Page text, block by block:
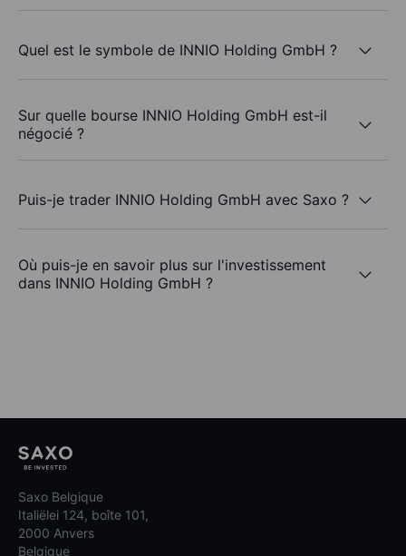
Quel est le symbole de INNIO Holding GmbH ?
Sur quelle bourse INNIO Holding GmbH est-il
négocié ?
Puis-je trader INNIO Holding GmbH avec Saxo ?
Où puis-je en savoir plus sur l'investissement
dans INNIO Holding GmbH ?
Saxo Belgique
Italiëlei 124, boîte 101,
2000 Anvers
Belgique